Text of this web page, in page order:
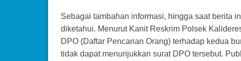
Sebagai tambahan informasi, hingga saat berita
diketahui. Menurut Kanit Reskrim Polsek
DPO (Daftar Pencarian Orang) terhadap kedua
tidak dapat menunjukkan surat DPO tersebut.